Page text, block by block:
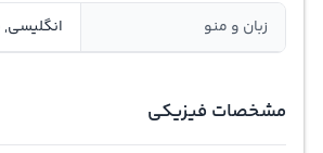
زبان و منو
مشخصات فیزیکی